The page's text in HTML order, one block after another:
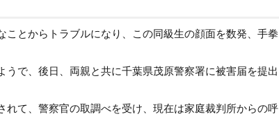
とからトラブルになり、この同級生の顔面を数発、手拳
で、後日、両親と共に千葉県茂原警察署に被害届を提出
て、警察官の取調べを受け、現在は家庭裁判所からの呼